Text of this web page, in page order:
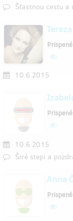
Šťastnou cestu a
10.6.2015
10.6.2015
Širé stepi a
Anna